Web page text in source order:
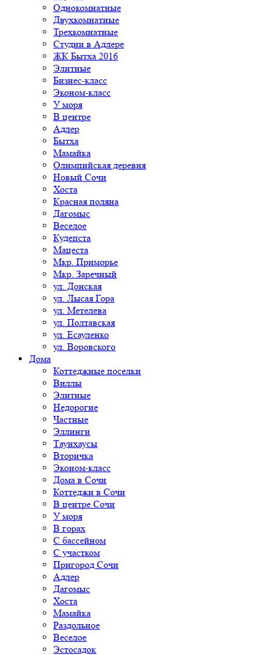
Однокомнатные
Двухкомнатные
Трехкомнатные
Студии в Адлере
ЖК Бытха 2016
Элитные
Бизнес-класс
Эконом-класс
У моря
В центре
Адлер
Бытха
Мамайка
Олимпийская деревня
Новый Сочи
Хоста
Красная поляна
Дагомыс
Веселое
Кудепста
Мацеста
Мкр. Приморье
Мкр. Заречный
ул. Донская
ул. Лысая Гора
ул. Метелева
ул. Полтавская
ул. Есауленко
ул. Воровского
Дома
Коттеджные поселки
Виллы
Элитные
Недорогие
Частные
Эллинги
Таунхаусы
Вторичка
Эконом-класс
Дома в Сочи
Коттеджи в Сочи
В центре Сочи
У моря
В горах
С бассейном
С участком
Пригород Сочи
Адлер
Дагомыс
Хоста
Мамайка
Раздольное
Веселое
Эстосадок